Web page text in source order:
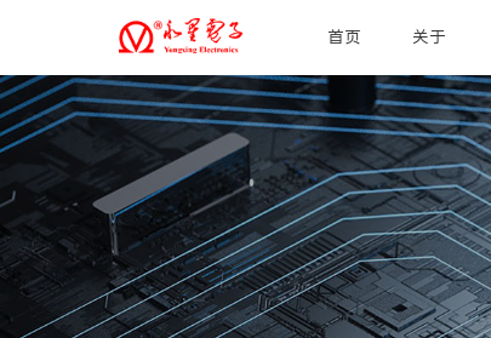
首页 关于